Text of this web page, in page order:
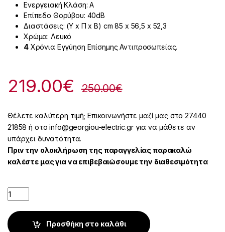
Ενεργειακή Κλάση: A
Επίπεδο Θορύβου: 40dB
Διαστάσεις: (Υ x Π x Β) cm 85 x 56,5 x 52,3
Χρώμα: Λευκό
4Χρόνια Εγγύηση Επίσημης Αντιπροσωπείας.
219.00€ 250.00€
Θέλετε καλύτερη τιμή; Επικοινωνήστε μαζί μας στο 27440
21858 ή στο info@georgiou-electric.gr για να μάθετε αν
υπάρχει δυνατότητα.
Πριν την ολοκλήρωση της παραγγελίας παρακαλώ
καλέστε μας για να επιβεβαιώσουμε την διαθεσιμότητα
Quantity
Προσθήκη στο καλάθι